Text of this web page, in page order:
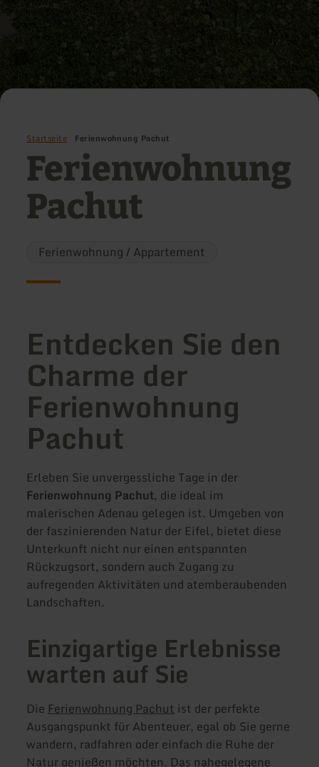
Startseite Ferienwohnung Pachut
Ferienwohnung
Pachut
Ferienwohnung / Appartement
Entdecken Sie den
Charme der
Ferienwohnung
Pachut
Erleben Sie unvergessliche Tage in der
Ferienwohnung Pachut, die ideal im
malerischen Adenau gelegen ist. Umgeben von
der faszinierenden Natur der Eifel, bietet diese
Unterkunft nicht nur einen entspannten
Rückzugsort, sondern auch Zugang zu
aufregenden Aktivitäten und atemberaubenden
Landschaften.
Einzigartige Erlebnisse
warten auf Sie
DieFerienwohnung Pachut ist der perfekte
Ausgangspunkt für Abenteuer, egal ob Sie gerne
wandern, radfahren oder einfach die Ruhe der
Natur genießen möchten. Das nahegelegene